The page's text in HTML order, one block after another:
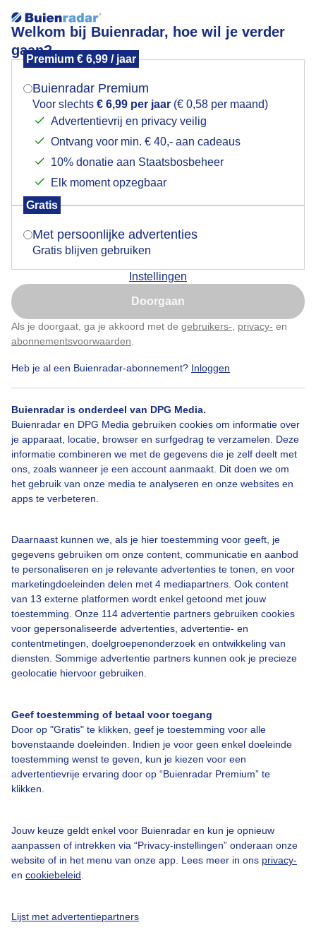
Welkom bij Buienradar, hoe wil je verder
gaan?
Premium € 6,99 / jaar
Buienradar Premium
Voor slechts € 6,99 per jaar (€ 0,58 per maand)
Advertentievrij en privacy veilig
Ontvang voor min. € 40,- aan cadeaus
10% donatie aan Staatsbosbeheer
Elk moment opzegbaar
Gratis
Met persoonlijke advertenties
Gratis blijven gebruiken
Instellingen
Doorgaan
Als je doorgaat, ga je akkoord met de gebruikers- privacy- en
abonnementsvoorwaarden
Heb je al een Buienradar-abonnement? Inloggen
Buienradar is onderdeel van DPG Media.
Buienradar en DPG Media gebruiken cookies om informatie over
je apparaat, locatie, browser en surfgedrag te verzamelen. Deze
informatie combineren we met de gegevens die je zelf deelt met
ons, zoals wanneer je een account aanmaakt. Dit doen we om
het gebruik van onze media te analyseren en onze websites en
apps te verbeteren.
Daarnaast kunnen we, als je hier toestemming voor geeft, je
gegevens gebruiken om onze content, communicatie en aanbod
te personaliseren en je relevante advertenties te tonen, en voor
marketingdoeleinden delen met 4 mediapartners. Ook content
van 13 externe platformen wordt enkel getoond met jouw
toestemming. Onze 114 advertentie partners gebruiken cookies
voor gepersonaliseerde advertenties, advertentie- en
contentmetingen, doelgroepenonderzoek en ontwikkeling van
diensten. Sommige advertentie partners kunnen ook je precieze
geolocatie hiervoor gebruiken.
Geef toestemming of betaal voor toegang
Door op "Gratis" te klikken, geef je toestemming voor alle
bovenstaande doeleinden. Indien je voor geen enkel doeleinde
toestemming wenst te geven, kun je kiezen voor een
advertentievrije ervaring door op “Buienradar Premium” te
klikken.
Jouw keuze geldt enkel voor Buienradar en kun je opnieuw
aanpassen of intrekken via “Privacy-instellingen” onderaan onze
website of in het menu van onze app. Lees meer in ons privacy-
en cookiebeleid
Lijst met advertentiepartners
Zonsopkomst
Door: Henri Gemaakt: 13-12-2025, 330x bekeken
Bekijk slideshow
Over Buienradar
Bedrijfsgegevens
Contact
Gebruikersvoorwaarden
Buienradar Team
Privacy beleid
Cookie beleid
Gratis weerdata
Mogen we je locatie gebruiken voor het
Indien je hier nog geen akkoord op hebt gegeven,
verschijnt er zo een pop-up uit je browser waarin
Is goed, toon de popup
Nu niet, misschien later
Klik hierom dit aan te passen